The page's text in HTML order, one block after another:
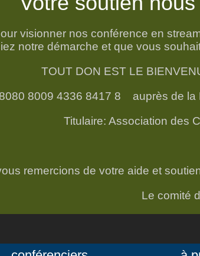
visionner nos conférence en
notre démarche et que vous
TOUT DON EST LE
8009 4336 8417 8
auprès de la
Titulaire: Association des
remercions de votre aide et
Le comité